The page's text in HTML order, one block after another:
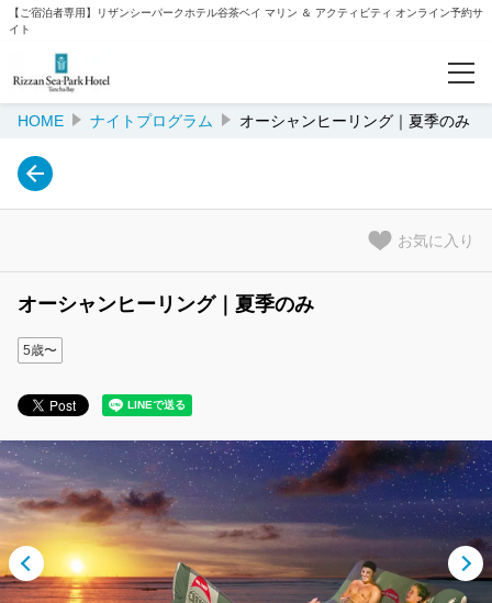
【ご宿泊者専用】リザンシーパークホテル谷茶ベイ マリン ＆ アクティビティ オンライン予約サ
イト
予約確認
カテゴリー
クルージング
カヌー/カヤック/サップ/ステップボード
ナイトプログラム
ビーチレンタル
人気ランキング
HOME ナイトプログラム オーシャンヒーリング｜夏季のみ
オーシャンヒーリング｜夏季のみ
お気に入り
5歳〜